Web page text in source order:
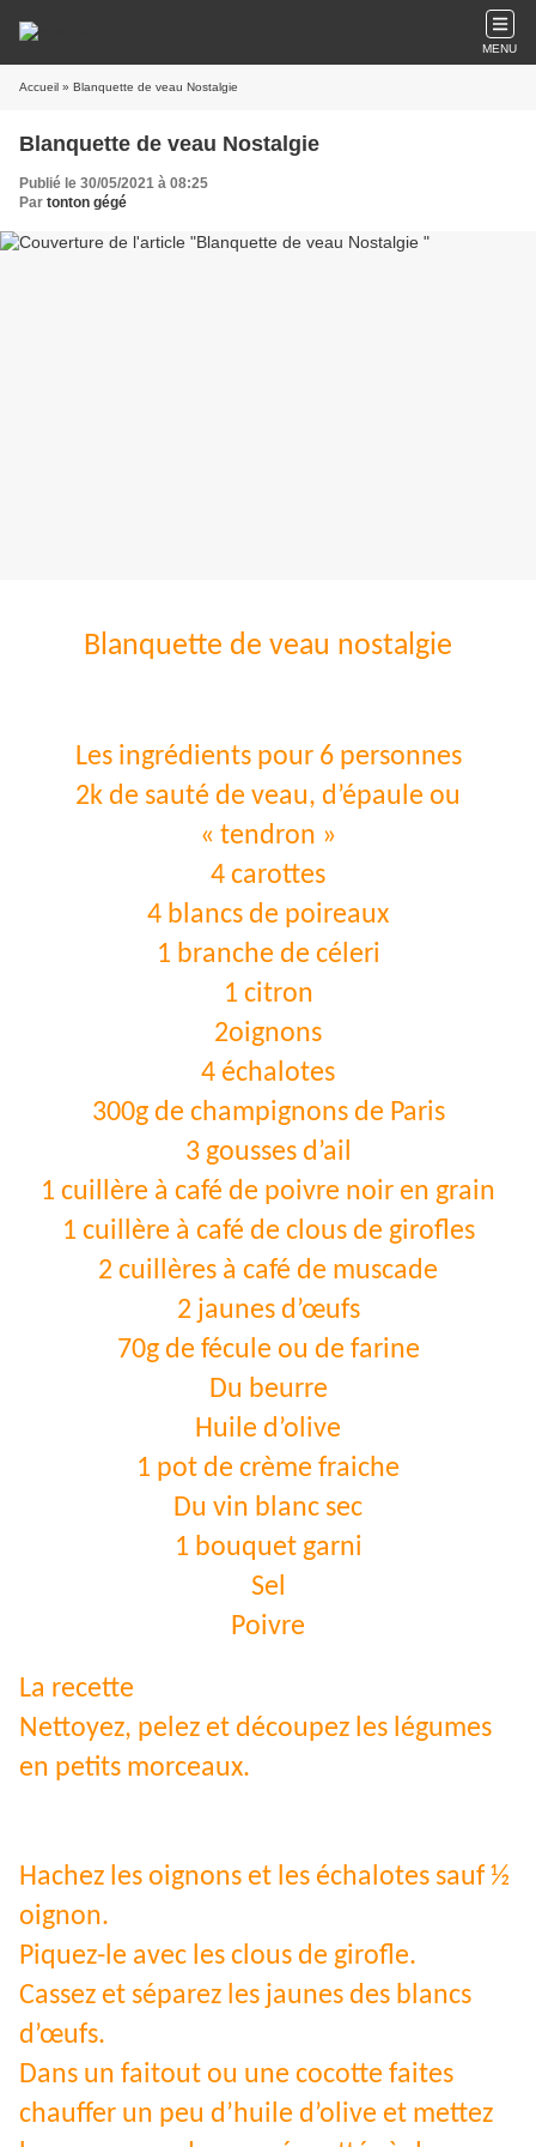
MENU
Accueil » Blanquette de veau Nostalgie
Blanquette de veau Nostalgie
Publié le 30/05/2021 à 08:25
Par tonton gégé
Blanquette de veau nostalgie
Les ingrédients pour 6 personnes
2k de sauté de veau, d’épaule ou
« tendron »
4 carottes
4 blancs de poireaux
1 branche de céleri
1 citron
2oignons
4 échalotes
300g de champignons de Paris
3 gousses d’ail
1 cuillère à café de poivre noir en grain
1 cuillère à café de clous de girofles
2 cuillères à café de muscade
2 jaunes d’œufs
70g de fécule ou de farine
Du beurre
Huile d’olive
1 pot de crème fraiche
Du vin blanc sec
1 bouquet garni
Sel
Poivre
La recette
Nettoyez, pelez et découpez les légumes
en petits morceaux.
Hachez les oignons et les échalotes sauf ½
oignon.
Piquez-le avec les clous de girofle.
Cassez et séparez les jaunes des blancs
d’œufs.
Dans un faitout ou une cocotte faites
chauffer un peu d’huile d’olive et mettez